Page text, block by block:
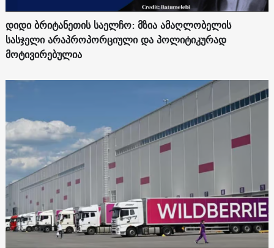
დიდი ბრიტანეთის საელჩო: მზია ამაღლობელის
სასჯელი არაპროპორციული და პოლიტიკურად
მოტივირებულია